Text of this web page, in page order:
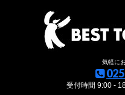
気軽に
受付時間 9:00 -